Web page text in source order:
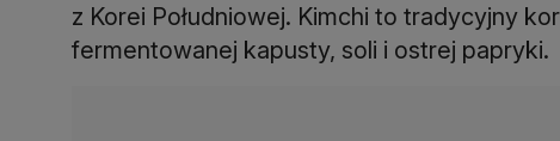
z Korei Południowej. Kimchi to tradycyjny